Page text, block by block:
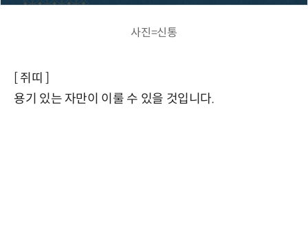
사진=신통
[ 쥐띠 ]
용기 있는 자만이 이룰 수 있을 것입니다.